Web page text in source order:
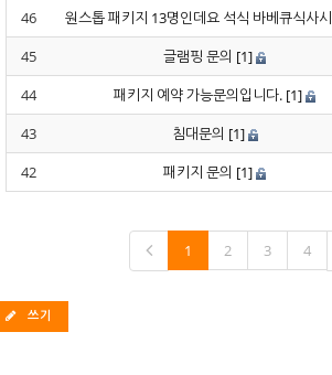
46
원스톱 패키지 13명인데요 석식 바베큐식사시
45
글램핑 문의 [1]
44
패키지 예약 가능문의입니다. [1]
43
침대문의 [1]
42
패키지 문의 [1]
1 2 3 4
쓰기